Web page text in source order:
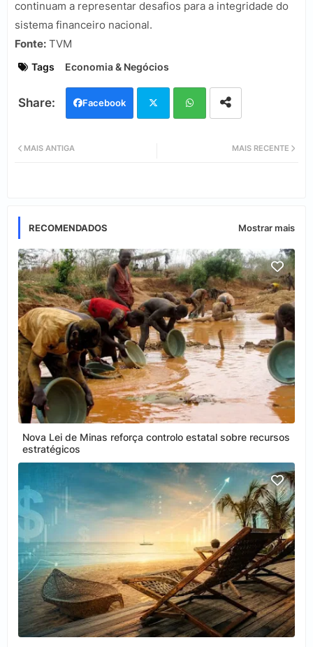
continuam a representar desafios para a integridade do
sistema financeiro nacional.
Fonte: TVM
Tags Economia & Negócios
Facebook
MAIS RECENTE
MAIS ANTIGA
RECOMENDADOS Mostrar mais
Nova Lei de Minas reforça controlo estatal sobre recursos
estratégicos